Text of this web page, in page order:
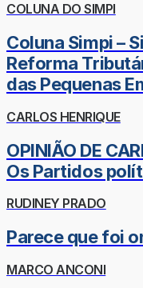
COLUNA DO SIMPI
Coluna Simpi –
Reforma
das Pequenas
CARLOS HENRIQUE
OPINIÃO DE
Os Partidos
RUDINEY PRADO
Parece que foi
MARCO ANCONI